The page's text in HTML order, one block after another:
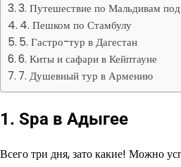
3. Путешествие по Мальдивам
4. Пешком по Стамбулу
5. Гастро-тур в Дагестан
6. Киты и сафари в Кейптауне
7. Душевный тур в Армению
1. Spa в Адыгее
Всего три дня, зато какие! Можно